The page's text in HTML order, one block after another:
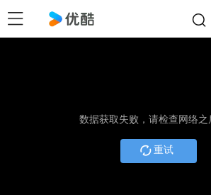
数据获取失败，请检查网络之
重试